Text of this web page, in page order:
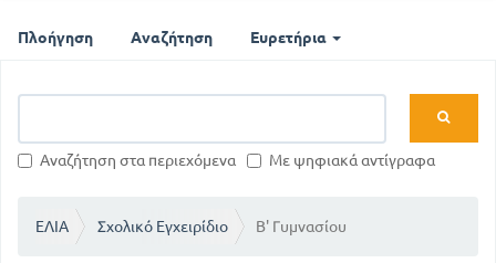
Πλοήγηση Αναζήτηση Ευρετήρια
Αναζήτηση στα περιεχόμενα Με ψηφιακά αντίγραφα
ΕΛΙΑ Σχολικό Εγχειρίδιο Β' Γυμνασίου